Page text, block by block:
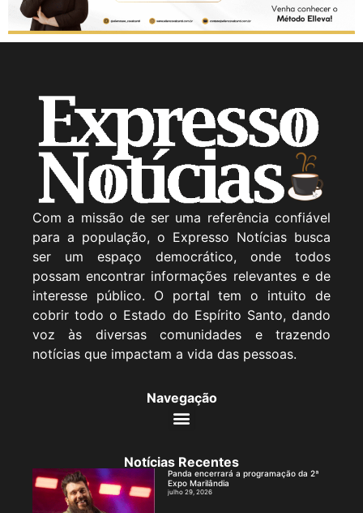
Com a missão de ser uma referência confiável
para a população, o Expresso Notícias busca
ser um espaço democrático, onde todos
possam encontrar informações relevantes e de
interesse público. O portal tem o intuito de
cobrir todo o Estado do Espírito Santo, dando
voz às diversas comunidades e trazendo
notícias que impactam a vida das pessoas.
Navegação
Notícias Recentes
Panda encerrará a programação da 2ª
Expo Marilândia
julho 29, 2026